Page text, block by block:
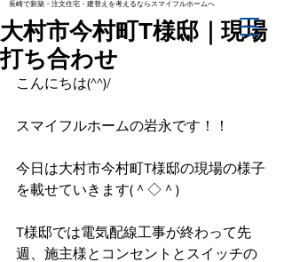
長崎で新築・注文住宅・建替えを考えるならスマイフルホームへ
大村市今村町T様邸｜現場
打ち合わせ
こんにちは(^^)/
スマイフルホームの岩永です！！
今日は大村市今村町T様邸の現場の様子
を載せていきます(＾◇＾)
T様邸では電気配線工事が終わって先
週、施主様とコンセントとスイッチの